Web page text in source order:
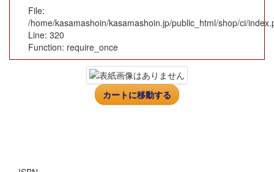
File:
/home/kasamashoin/kasamashoin.jp/public_html/shop/ci/
Line: 320
Function: require_once
カートに移動する